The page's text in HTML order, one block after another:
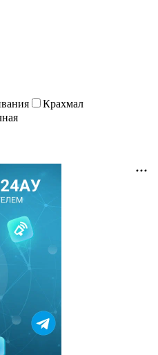
Крахмал